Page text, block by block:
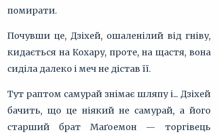
помирати.
Почувши це, Дзіхей, ошаленілий від гніву,
кидається на Кохару, проте, на щастя, вона
сиділа далеко і меч не дістав її.
Тут раптом самурай знімає шляпу і... Дзіхей
бачить, що це ніякий не самурай, а його
старший брат Маґоемон — торгівець